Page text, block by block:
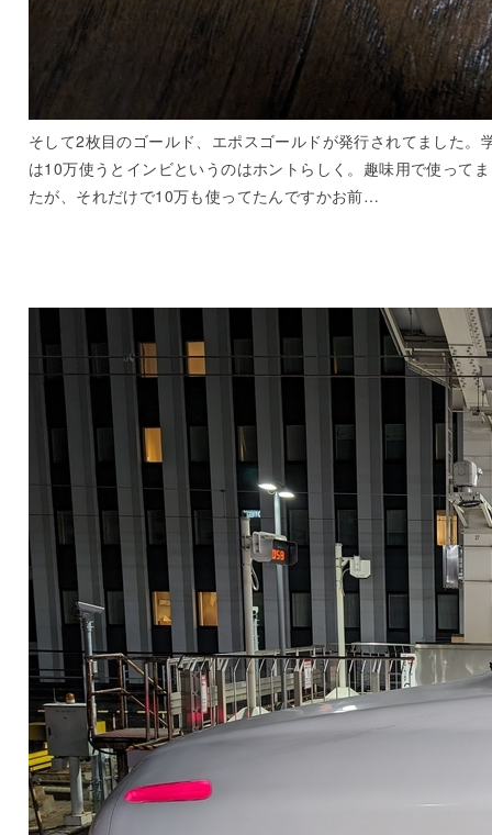
そして2枚目のゴールド、エポスゴールドが発行されてました。
は10万使うとインビというのはホントらしく。趣味用で使って
たが、それだけで10万も使ってたんですかお前…